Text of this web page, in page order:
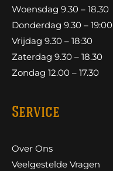
Woensdag 9.30 – 18.30
Donderdag 9.30 – 19:00
Vrijdag 9.30 – 18:30
Zaterdag 9.30 – 18.30
Zondag 12.00 – 17.30
Service
Over Ons
Veelgestelde Vragen